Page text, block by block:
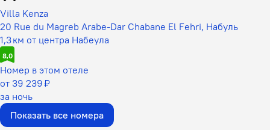
Villa Kenza
20 Rue du Magreb Arabe-Dar Chabane El Fehri, Набуль
1,3 км от центра Набеула
8,0
Номер в этом отеле
от 39 239 ₽
за ночь
Показать все номера